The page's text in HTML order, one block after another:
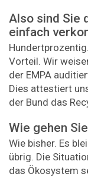
Also sind Sie
einfach
Vorteil. Wir
der EMPA
Dies attestiert
der Bund das
Wie gehen
Wie bisher. Es
übrig. Die
das Ökosystem